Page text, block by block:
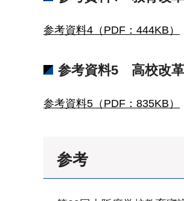
参考資料4（PDF：444KB）
参考資料5 高校改革
参考資料5（PDF：835KB）
参考